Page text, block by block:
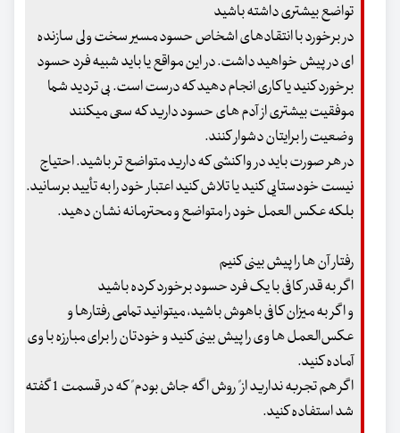
تواضع بیشتری داشته باشید
در برخورد با انتقادهای اشخاص حسود مسیر سخت ولی سازنده
ای در پیش خواهید داشت. در این مواقع یا باید شبیه فرد حسود
برخورد کنید یا کاری انجام دهید که درست است. بی تردید شما
موفقیت بیشتری از آدم های حسود دارید که سعی میکنند
وضعیت را برایتان دشوار کنند.
در هر صورت باید در واکنشی که دارید متواضع تر باشید. احتیاج
نیست خودستایی کنید یا تلاش کنید اعتبار خود را به تأیید برسانید.
بلکه عکس العمل خود را متواضع و محترمانه نشان دهید.
رفتار آن ها را پیش بینی کنیم
اگر به قدر کافی با یک فرد حسود برخورد کرده باشید
و اگر به میزان کافی باهوش باشید، میتوانید تمامی رفتارها و
عکس‌العمل ها وی را پیش بینی کنید و خودتان را برای مبارزه با وی
آماده کنید.
اگر هم تجربه ندارید از" روش اگه جاش بودم" که در قسمت 1 گفته
شد استفاده کنید.